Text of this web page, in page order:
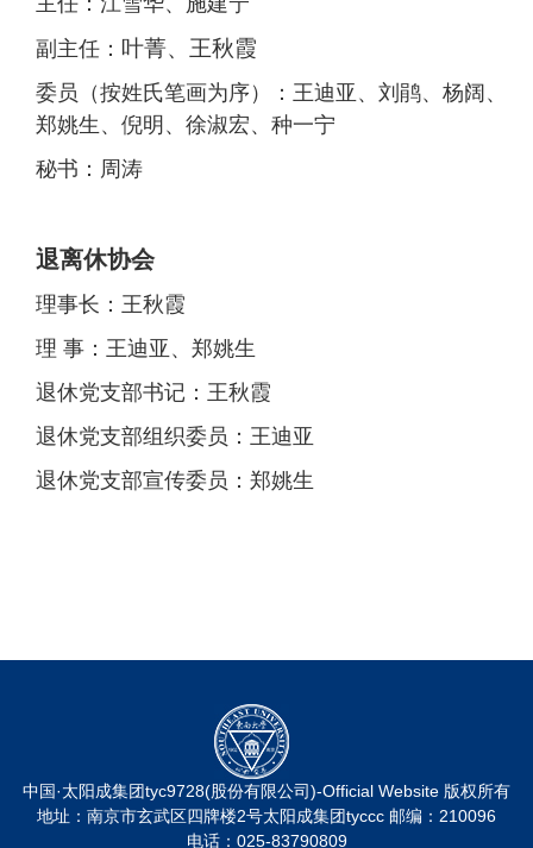
副主任： 叶菁、王秋霞
委员（按姓氏笔画为序）： 王迪亚、刘鹃、杨阔、
郑姚生、倪明、徐淑宏、种一宁
秘书：周涛
退离休协会
理事长：王秋霞
理 事：王迪亚、郑姚生
退休党支部书记：王秋霞
退休党支部组织委员：王迪亚
退休党支部宣传委员：郑姚生
中国·太阳成集团tyc9728(股份有限公司)-Official Website 版权所有
地址：南京市玄武区四牌楼2号太阳成集团tyccc 邮编：210096
电话：025-83790809